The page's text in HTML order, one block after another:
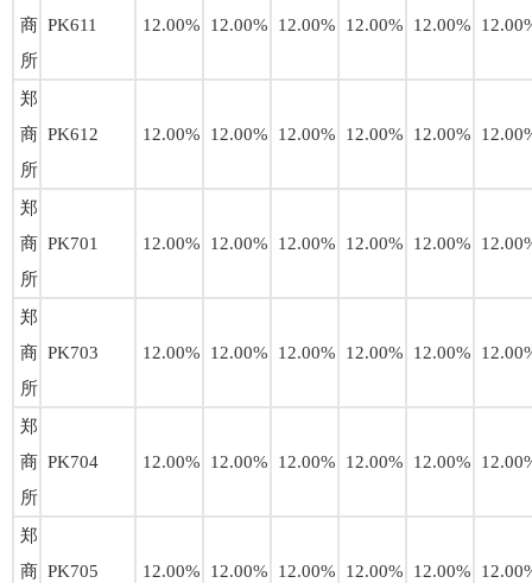
商
所
PK611 12.00% 12.00% 12.00% 12.00% 12.00%
郑
商
所
PK612 12.00% 12.00% 12.00% 12.00% 12.00%
郑
商
所
PK701 12.00% 12.00% 12.00% 12.00% 12.00%
郑
商
所
PK703 12.00% 12.00% 12.00% 12.00% 12.00%
郑
商
所
PK704 12.00% 12.00% 12.00% 12.00% 12.00%
郑
商 PK705 12.00% 12.00% 12.00% 12.00% 12.00%